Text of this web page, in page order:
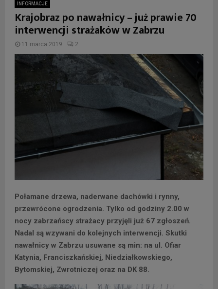
INFORMACJE
Krajobraz po nawałnicy – już prawie 70
interwencji strażaków w Zabrzu
11 marca 2019 2
Połamane drzewa, naderwane dachówki i rynny,
przewrócone ogrodzenia. Tylko od godziny 2.00 w
nocy zabrzańscy strażacy przyjęli już 67 zgłoszeń.
Nadal są wzywani do kolejnych interwencji. Skutki
nawałnicy w Zabrzu usuwane są min: na ul. Ofiar
Katynia, Franciszkańskiej, Niedziałkowskiego,
Bytomskiej, Zwrotniczej oraz na DK 88.